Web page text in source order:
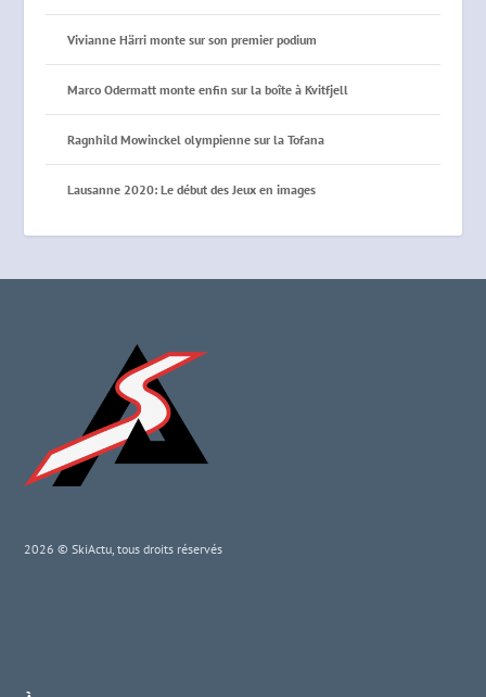
Vivianne Härri monte sur son premier podium
Marco Odermatt monte enfin sur la boîte à Kvitfjell
Ragnhild Mowinckel olympienne sur la Tofana
Lausanne 2020: Le début des Jeux en images
2026 © SkiActu, tous droits réservés